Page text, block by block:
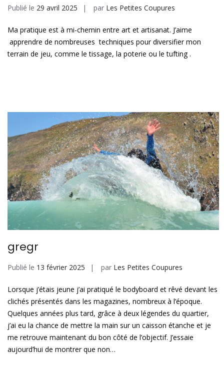
Publié le 29 avril 2025 par Les Petites Coupures
Ma pratique est à mi-chemin entre art et artisanat. J’aime
apprendre de nombreuses techniques pour diversifier mon
terrain de jeu, comme le tissage, la poterie ou le tufting .
gregr
Publié le 13 février 2025 par Les Petites Coupures
Lorsque j’étais jeune j’ai pratiqué le bodyboard et rêvé devant les
clichés présentés dans les magazines, nombreux à l’époque.
Quelques années plus tard, grâce à deux légendes du quartier,
j’ai eu la chance de mettre la main sur un caisson étanche et je
me retrouve maintenant du bon côté de l’objectif. J’essaie
aujourd’hui de montrer que non…